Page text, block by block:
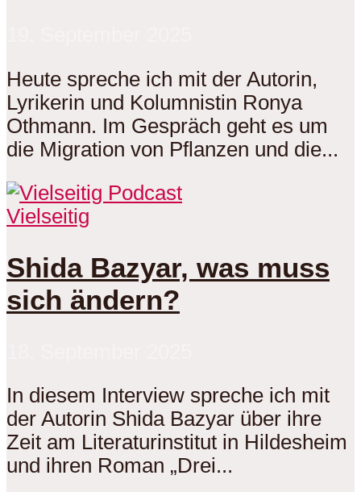
Heute spreche ich mit der Autorin,
Lyrikerin und Kolumnistin Ronya
Othmann. Im Gespräch geht es um
die Migration von Pflanzen und die...
Vielseitig
Shida Bazyar, was muss
sich ändern?
In diesem Interview spreche ich mit
der Autorin Shida Bazyar über ihre
Zeit am Literaturinstitut in Hildesheim
und ihren Roman „Drei...